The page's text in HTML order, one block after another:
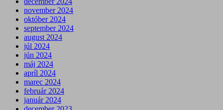
november 2024
október 2024
september 2024
august 2024
júl 2024
jún 2024
máj 2024
apríl 2024
marec 2024
február 2024
január 2024